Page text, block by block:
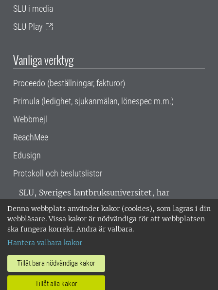
Denna webbplats använder kakor (cookies), som lagras i din
webbläsare. Vissa kakor är nödvändiga för att webbplatsen
ska fungera korrekt. Andra är valbara.
Hantera valbara kakor
Tillåt bara nödvändiga kakor
Tillåt alla kakor
SLU i media
SLU Play
Vanliga verktyg
Proceedo (beställningar, fakturor)
Primula (ledighet, sjukanmälan, lönespec m.m.)
Webbmejl
ReachMee
Edusign
Protokoll och beslutslistor
SLU, Sveriges lantbruksuniversitet, har
verksamhet över hela Sverige. Huvudorter är
Alnarp, Uppsala och Umeå.SLU är
miljöcertifierat enligt ISO 14001. •
018-67 10 00 • Org nr: 202100-2817 •
Om SLU:s webbplatser
•Hantera kakor•Behandling av
personuppgifter